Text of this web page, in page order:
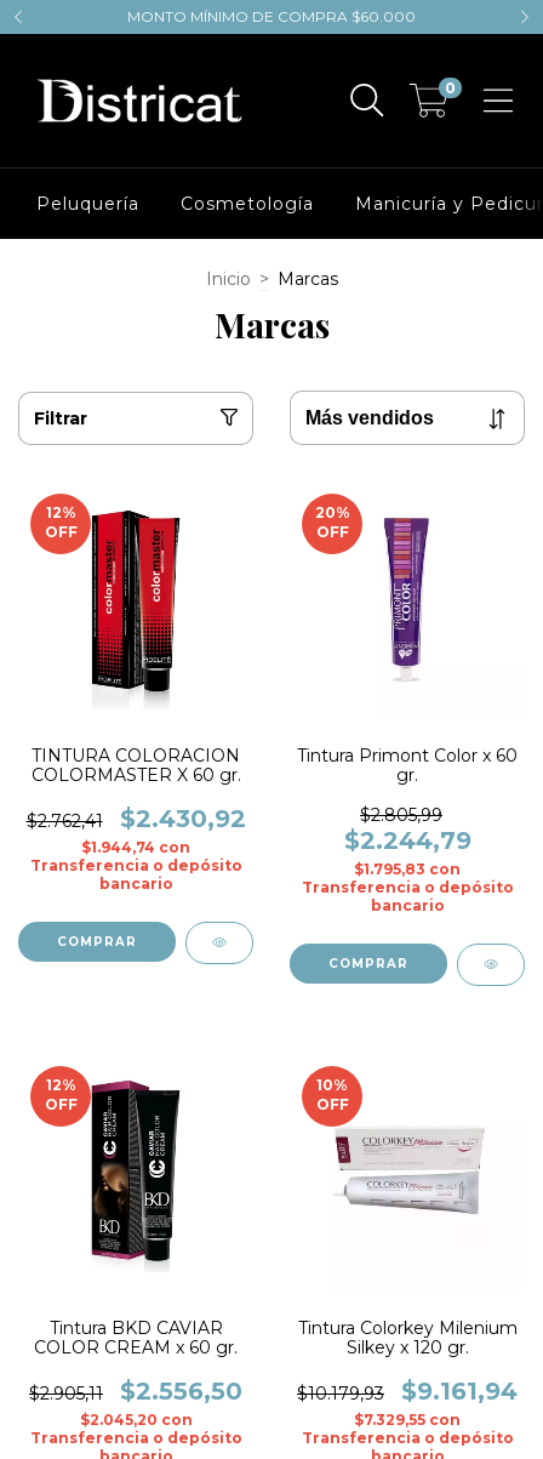
MONTO MÍNIMO DE COMPRA $60.000
0
Peluquería Cosmetología Manicuría y
Inicio > Marcas
Marcas
Filtrar
12%
OFF
TINTURA COLORACION
COLORMASTER X 60 gr.
$2.762,41 $2.430,92
$1.944,74 con
Transferencia o depósito
bancario
COMPRAR
20%
OFF
Tintura Primont Color x 60
gr.
$2.805,99
$2.244,79
$1.795,83 con
Transferencia o depósito
bancario
COMPRAR
12%
OFF
Tintura BKD CAVIAR
COLOR CREAM x 60 gr.
$2.905,11 $2.556,50
$2.045,20 con
Transferencia o depósito
10%
OFF
Tintura Colorkey Milenium
Silkey x 120 gr.
$10.179,93 $9.161,94
$7.329,55 con
Transferencia o depósito